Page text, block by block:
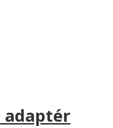
adaptér